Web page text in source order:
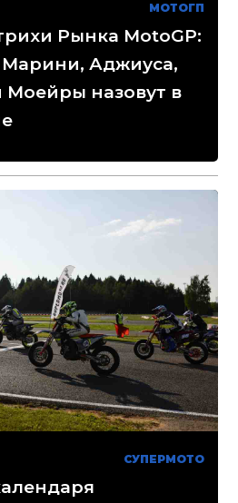
МОТОГП
Рынка MotoGP:
Марини, Аджиуса,
назовут в
СУПЕРМОТО